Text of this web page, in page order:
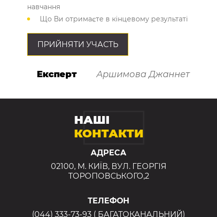
навчання
Що Ви отримаєте в кінцевому результаті
ПРИЙНЯТИ УЧАСТЬ
Експерт Аршимова Джаннет
НАШІ
КОНТАКТИ
АДРЕСА
02100, М. КИЇВ, ВУЛ. ГЕОРГІЯ
ТОРОПОВСЬКОГО,2
ТЕЛЕФОН
(044) 333-73-93 ( БАГАТОКАНАЛЬНИЙ)